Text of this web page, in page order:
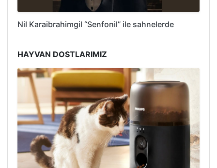
Nil Karaibrahimgil “Senfonil” ile sahnelerde
HAYVAN DOSTLARIMIZ